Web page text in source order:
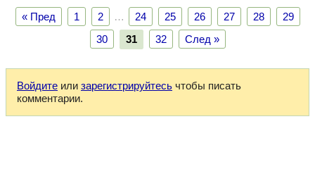
« Пред 1 2 … 24 25 26 27 28
29
30
31 32 След »
Войдите или зарегистрируйтесь чтобы писать
комментарии.